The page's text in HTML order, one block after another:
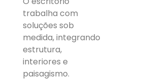
trabalha com
soluções sob
medida, integrando
estrutura,
interiores e
paisagismo.